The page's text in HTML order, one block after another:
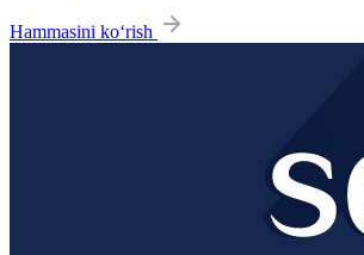
Hammasini ko‘rish